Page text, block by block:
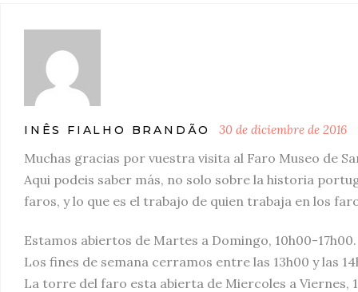
INÊS FIALHO BRANDÃO 30 de diciembre de 2016
Muchas gracias por vuestra visita al Faro Museo de
Aqui podeis saber más, no solo sobre la historia
faros, y lo que es el trabajo de quien trabaja en los
Estamos abiertos de Martes a Domingo, 10h00-17h00.
Los fines de semana cerramos entre las 13h00 y las
La torre del faro esta abierta de Miercoles a Viernes,